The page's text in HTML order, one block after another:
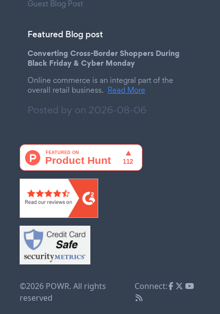
Guest Blog Post
Featured Blog post
Converting Cross-Border Shoppers During
Black Friday & Cyber Monday
Online commerce is an integral part of the
overall retail business. Read More
Posted by on 2026-08-06
©2026 POWR. All rights
reserved
Connect: